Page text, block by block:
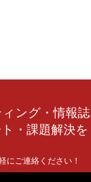
ング・情報
・課題解決
にご連絡ください！